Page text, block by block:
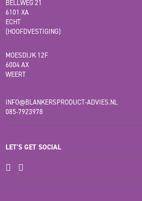
BELLWEG 21
6101 XA
ECHT
(HOOFDVESTIGING)
MOESDIJK 12F
6004 AX
WEERT
INFO@BLANKERSPRODUCT-ADVIES.NL
085-7923978
LET'S GET SOCIAL